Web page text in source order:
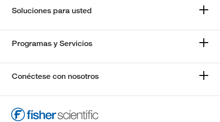
Soluciones para usted
Programas y Servicios
Conéctese con nosotros